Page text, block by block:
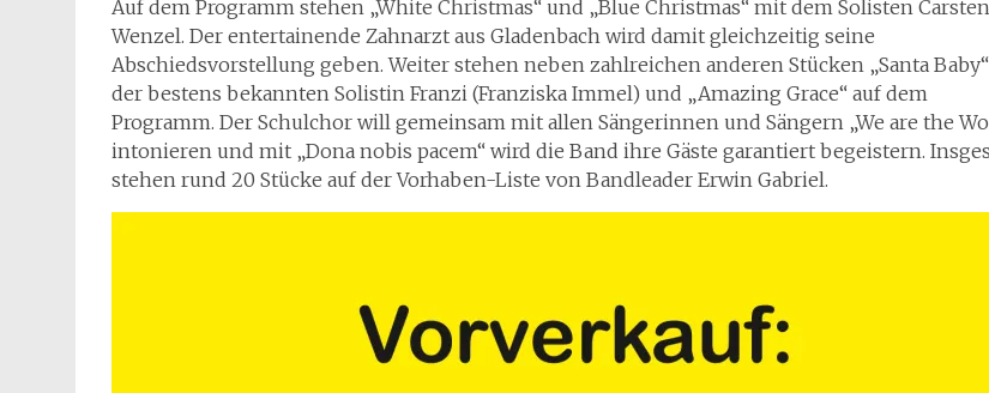
Auf dem Programm stehen „White Christmas“ und „Blue Christmas“ mit dem Solisten Carsten
Wenzel. Der entertainende Zahnarzt aus Gladenbach wird damit gleichzeitig seine
Abschiedsvorstellung geben. Weiter stehen neben zahlreichen anderen Stücken „Santa
der bestens bekannten Solistin Franzi (Franziska Immel) und „Amazing Grace“ auf dem
Programm. Der Schulchor will gemeinsam mit allen Sängerinnen und Sängern „We are the
intonieren und mit „Dona nobis pacem“ wird die Band ihre Gäste garantiert begeistern.
stehen rund 20 Stücke auf der Vorhaben-Liste von Bandleader Erwin Gabriel.